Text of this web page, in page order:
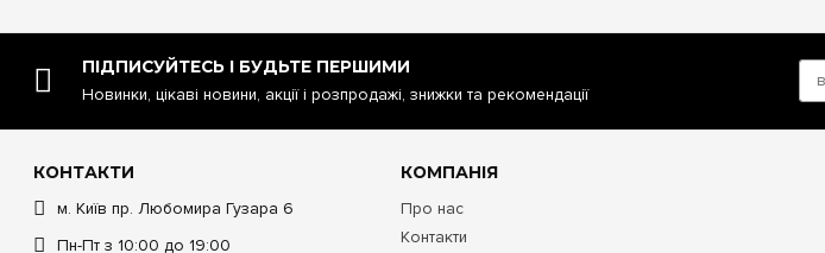
ПІДПИСУЙТЕСЬ І БУДЬТЕ ПЕРШИМИ
Новинки, цікаві новини, акції і розпродажі, знижки та рекомендації
КОНТАКТИ
м. Київ пр. Любомира Гузара 6
Пн-Пт з 10:00 до 19:00
КОМПАНІЯ
Про нас
Контакти